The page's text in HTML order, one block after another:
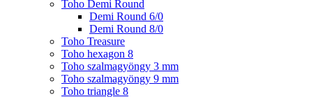
Toho Demi Round
Demi Round 6/0
Demi Round 8/0
Toho Treasure
Toho hexagon 8
Toho szalmagyöngy 3 mm
Toho szalmagyöngy 9 mm
Toho triangle 8